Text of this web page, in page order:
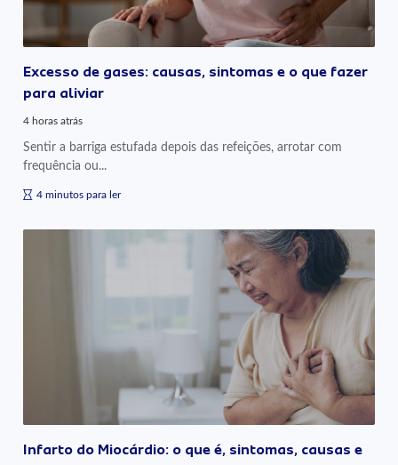
Excesso de gases: causas, sintomas e o que fazer
para aliviar
4 horas atrás
Sentir a barriga estufada depois das refeições, arrotar com
frequência ou...
4 minutos para ler
Infarto do Miocárdio: o que é, sintomas, causas e